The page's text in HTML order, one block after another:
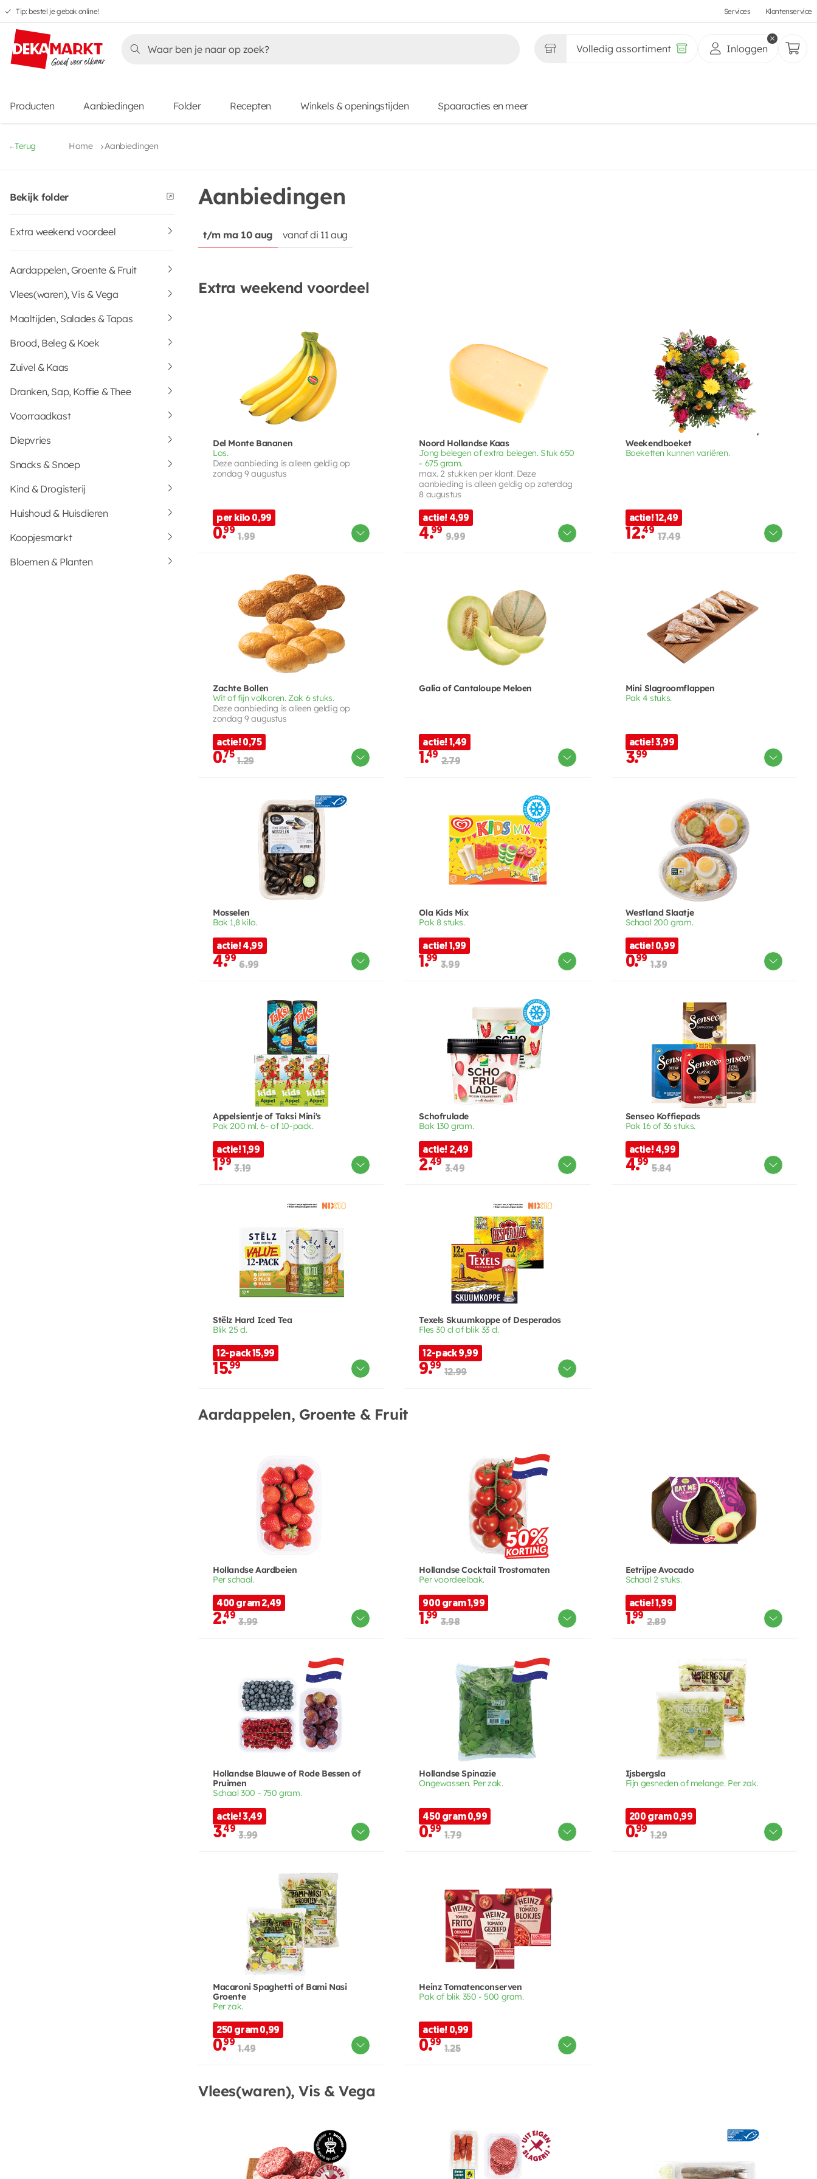
Overslaan
naar
hoofdnavigatie
Overslaan
naar
hoofdinhoud
Overslaan
naar
voettekstinhoud
Overslaan
naar
aanbiedingen
Tip: bestel je gebak online! Services Klantenservice
Volledig assortiment Inloggen
Producten Aanbiedingen Folder Recepten Winkels & openingstijden Spaaracties en meer
Terug Home Aanbiedingen
Bekijk folder
Extra weekend voordeel
Aardappelen, Groente & Fruit
Vlees(waren), Vis & Vega
Maaltijden, Salades & Tapas
Brood, Beleg & Koek
Zuivel & Kaas
Dranken, Sap, Koffie & Thee
Voorraadkast
Diepvries
Snacks & Snoep
Kind & Drogisterij
Huishoud & Huisdieren
Koopjesmarkt
Bloemen & Planten
Aanbiedingen
t/m ma 10 aug vanaf di 11 aug
Extra weekend voordeel
Del Monte Bananen
Los.
Deze aanbieding is alleen geldig op
zondag 9 augustus
per kilo 0,99
0.99
1.99
Noord Hollandse Kaas
Jong belegen of extra belegen. Stuk 650
- 675 gram.
max. 2 stukken per klant. Deze
aanbieding is alleen geldig op zaterdag
8 augustus
actie! 4,99
4.99
9.99
Weekendboeket
Boeketten kunnen variëren.
actie! 12,49
12.49
17.49
Zachte Bollen
Wit of fijn volkoren. Zak 6 stuks.
Deze aanbieding is alleen geldig op
zondag 9 augustus
actie! 0,75
0.75
1.29
Galia of Cantaloupe Meloen
actie! 1,49
1.49
2.79
Mini Slagroomflappen
Pak 4 stuks.
actie! 3,99
3.99
Mosselen
Bak 1,8 kilo.
actie! 4,99
4.99
6.99
Ola Kids Mix
Pak 8 stuks.
actie! 1,99
1.99
3.99
Westland Slaatje
Schaal 200 gram.
actie! 0,99
0.99
1.39
Appelsientje of Taksi Mini's
Pak 200 ml. 6- of 10-pack.
actie! 1,99
1.99
3.19
Schofrulade
Bak 130 gram.
actie! 2,49
2.49
3.49
Senseo Koffiepads
Pak 16 of 36 stuks.
actie! 4,99
4.99
5.84
Stëlz Hard Iced Tea
Blik 25 cl.
12-pack 15,99
15.99
Texels Skuumkoppe of Desperados
Fles 30 cl of blik 33 cl.
12-pack 9,99
9.99
12.99
Aardappelen, Groente & Fruit
Hollandse Aardbeien
Per schaal.
400 gram 2,49
2.49
3.99
Hollandse Cocktail Trostomaten
Per voordeelbak.
900 gram 1,99
1.99
3.98
Eetrijpe Avocado
Schaal 2 stuks.
actie! 1,99
1.99
2.89
Hollandse Blauwe of Rode Bessen of
Pruimen
Schaal 300 - 750 gram.
actie! 3,49
3.49
3.99
Hollandse Spinazie
Ongewassen. Per zak.
450 gram 0,99
0.99
1.79
Ijsbergsla
Fijn gesneden of melange. Per zak.
200 gram 0,99
0.99
1.29
Macaroni Spaghetti of Bami Nasi
Groente
Per zak.
250 gram 0,99
0.99
1.49
Heinz Tomatenconserven
Pak of blik 350 - 500 gram.
actie! 0,99
0.99
1.25
Vlees(waren), Vis & Vega